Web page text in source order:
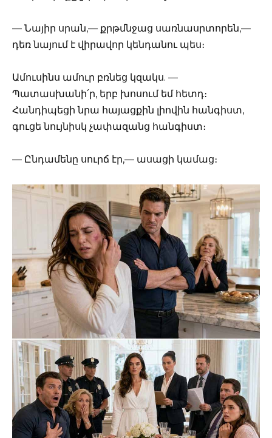
— Նայիր սրան,— քրթմնջաց սառնասրտորեն,—
դեռ նայում է վիրավոր կենդանու պես։
Ամուսինս ամուր բռնեց կզակս. —
Պատասխանի՛ր, երբ խոսում եմ հետդ։
Հանդիպեցի նրա հայացքին լիովին հանգիստ,
գուցե նույնիսկ չափազանց հանգիստ։
— Ընդամենը սուրճ էր,— ասացի կամաց։